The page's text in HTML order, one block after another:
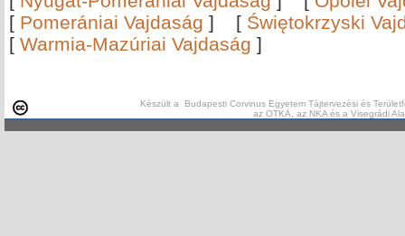
[ Pomerániai Vajdaság ] [ Świętokrzyski
[ Warmia-Mazúriai Vajdaság ]
Készült a Budapesti Corvinus Egyetem Tájtervezési és
az OTKA, az NKA és a Visegrádi